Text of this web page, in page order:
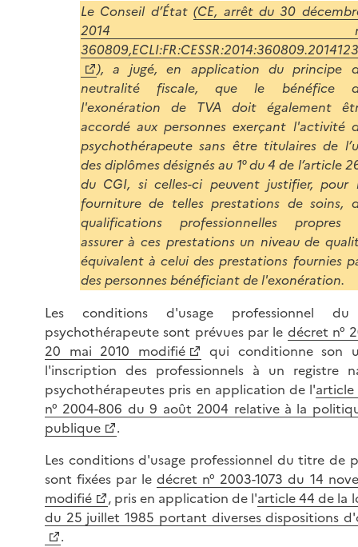
Le Conseil d’État(CE, arrêt du 30
2014
), a jugé, en application du principe
neutralité fiscale, que le bénéfice
l'exonération de TVA doit également
accordé aux personnes exerçant l'activité
psychothérapeute sans être titulaires de
des diplômes désignés au 1° du 4 de l’article
du CGI, si celles-ci peuvent justifier, pour
fourniture de telles prestations de soins,
qualifications professionnelles propres
assurer à ces prestations un niveau de
équivalent à celui des prestations fournies
des personnes bénéficiant de l'exonération.
Les conditions d'usage professionnel
psychothérapeute sont prévues par le décret n°
20 mai 2010 modifié
qui conditionne son
l'inscription des professionnels à un registre
psychothérapeutes pris en application de l'
n° 2004-806 du 9 août 2004 relative à la
publique
.
Les conditions d'usage professionnel du titre de
sont fixées par ledécret n° 2003-1073 du 14
modifié
, pris en application de l'article 44 de la
du 25 juillet 1985 portant diverses dispositions
.